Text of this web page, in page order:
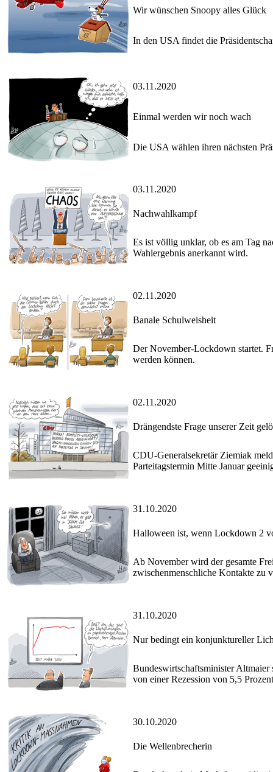
Wir wünschen Snoopy alles Glück
In den USA findet die
03.11.2020
Einmal werden wir noch wach
Die USA wählen ihren nächsten
03.11.2020
Nachwahlkampf
Es ist völlig unklar, ob es am Tag
Wahlergebnis anerkannt wird.
02.11.2020
Banale Schulweisheit
Der November-Lockdown startet.
werden können.
02.11.2020
Drängendste Frage unserer Zeit
CDU-Generalsekretär Ziemiak
Parteitagstermin Mitte Januar
31.10.2020
Halloween ist, wenn Lockdown 2
Ab November wird der gesamte
zwischenmenschliche Kontakte zu
31.10.2020
Nur bedingt ein konjunktureller
Bundeswirtschaftsminister
von einer Rezession von 5,5
30.10.2020
Die Wellenbrecherin